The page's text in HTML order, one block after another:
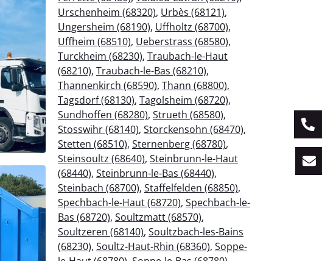
Urschenheim (68320), Urbès (68121),
Ungersheim (68190), Uffholtz (68700),
Uffheim (68510), Ueberstrass (68580),
Turckheim (68230), Traubach-le-Haut
(68210), Traubach-le-Bas (68210),
Thannenkirch (68590), Thann (68800),
Tagsdorf (68130), Tagolsheim (68720),
Sundhoffen (68280), Strueth (68580),
Stosswihr (68140), Storckensohn (68470),
Stetten (68510), Sternenberg (68780),
Steinsoultz (68640), Steinbrunn-le-Haut
(68440), Steinbrunn-le-Bas (68440),
Steinbach (68700), Staffelfelden (68850),
Spechbach-le-Haut (68720), Spechbach-le-
Bas (68720), Soultzmatt (68570),
Soultzeren (68140), Soultzbach-les-Bains
(68230), Soultz-Haut-Rhin (68360), Soppe-